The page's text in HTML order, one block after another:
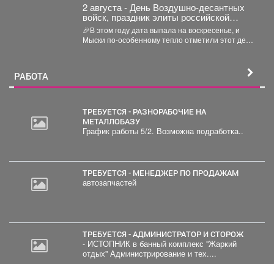
2 августа - День Воздушно‑десантных
войск, праздник элиты российской
армии
🎉В этом году дата выпала на воскресенье, и
Мыски по‑особенному тепло отметили этот день!
РАБОТА
ТРЕБУЕТСЯ - РАЗНОРАБОЧИЕ НА
МЕТАЛЛОБАЗУ
График работы 5/2. Возможна подработка..
ТРЕБУЕТСЯ - МЕНЕДЖЕР ПО ПРОДАЖАМ
автозапчастей
ТРЕБУЕТСЯ - АДМИНИСТРАТОР И СТОРОЖ
- ИСТОПНИК в банный комплекс "Жаркий
отдых" Администрирование и тех....